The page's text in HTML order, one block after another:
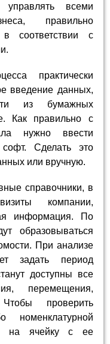
всеми
правильно
соответствии с
практически
введение данных,
из бумажных
Как правильно с
нужно ввести
Сделать это
или вручную.
справочники, в
компании,
информация. По
образовываться
При анализе
задать период
доступны все
перемещения,
проверить
номенклатурной
на ячейку с ее